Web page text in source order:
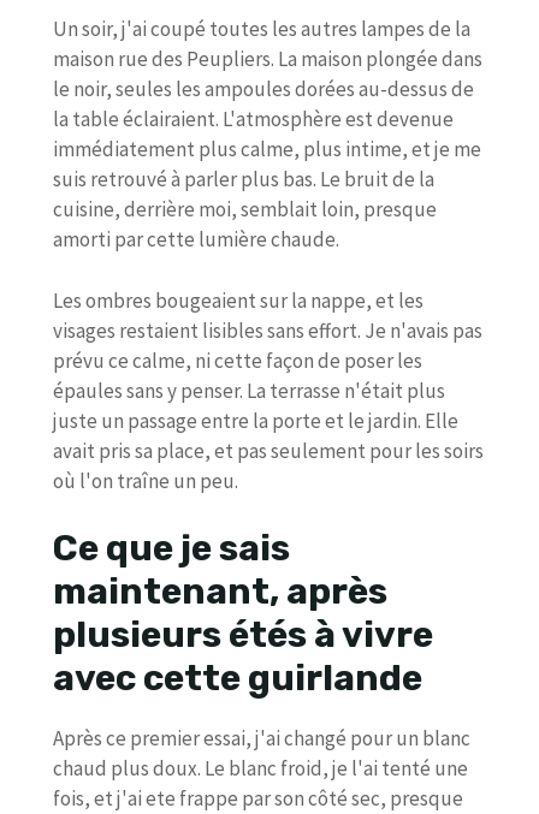
Un soir, j'ai coupé toutes les autres lampes de la
maison rue des Peupliers. La maison plongée dans
le noir, seules les ampoules dorées au-dessus de
la table éclairaient. L'atmosphère est devenue
immédiatement plus calme, plus intime, et je me
suis retrouvé à parler plus bas. Le bruit de la
cuisine, derrière moi, semblait loin, presque
amorti par cette lumière chaude.
Les ombres bougeaient sur la nappe, et les
visages restaient lisibles sans effort. Je n'avais pas
prévu ce calme, ni cette façon de poser les
épaules sans y penser. La terrasse n'était plus
juste un passage entre la porte et le jardin. Elle
avait pris sa place, et pas seulement pour les soirs
où l'on traîne un peu.
Ce que je sais
maintenant, après
plusieurs étés à vivre
avec cette guirlande
Après ce premier essai, j'ai changé pour un blanc
chaud plus doux. Le blanc froid, je l'ai tenté une
fois, et j'ai ete frappe par son côté sec, presque